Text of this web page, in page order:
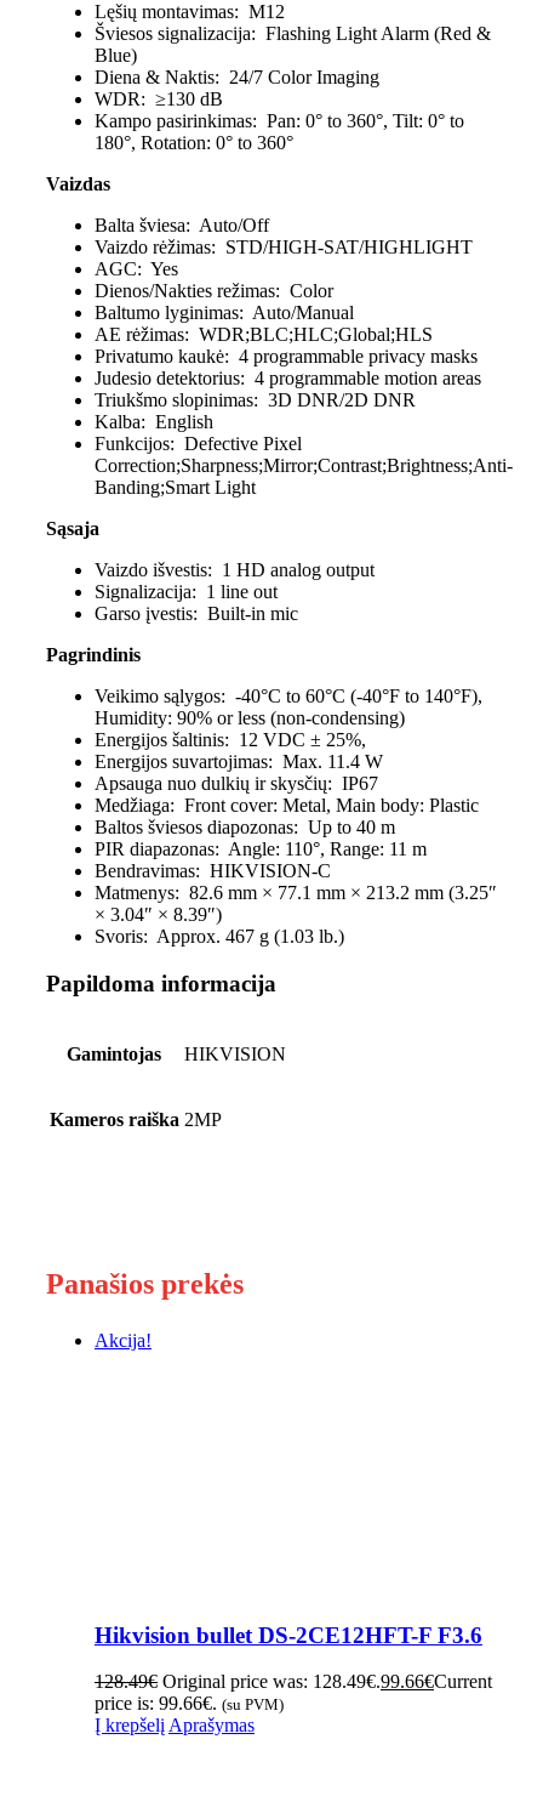
Lęšių montavimas: M12
Šviesos signalizacija: Flashing Light Alarm (Red &
Blue)
Diena & Naktis: 24/7 Color Imaging
WDR: ≥130 dB
Kampo pasirinkimas: Pan: 0° to 360°, Tilt: 0° to
180°, Rotation: 0° to 360°
Vaizdas
Balta šviesa: Auto/Off
Vaizdo rėžimas: STD/HIGH-SAT/HIGHLIGHT
AGC: Yes
Dienos/Nakties režimas: Color
Baltumo lyginimas: Auto/Manual
AE rėžimas: WDR;BLC;HLC;Global;HLS
Privatumo kaukė: 4 programmable privacy masks
Judesio detektorius: 4 programmable motion areas
Triukšmo slopinimas: 3D DNR/2D DNR
Kalba: English
Funkcijos: Defective Pixel
Correction;Sharpness;Mirror;Contrast;Brightness;Anti-
Banding;Smart Light
Sąsaja
Vaizdo išvestis: 1 HD analog output
Signalizacija: 1 line out
Garso įvestis: Built-in mic
Pagrindinis
Veikimo sąlygos: -40°C to 60°C (-40°F to 140°F),
Humidity: 90% or less (non-condensing)
Energijos šaltinis: 12 VDC ± 25%,
Energijos suvartojimas: Max. 11.4 W
Apsauga nuo dulkių ir skysčių: IP67
Medžiaga: Front cover: Metal, Main body: Plastic
Baltos šviesos diapozonas: Up to 40 m
PIR diapazonas: Angle: 110°, Range: 11 m
Bendravimas: HIKVISION-C
Matmenys: 82.6 mm × 77.1 mm × 213.2 mm (3.25″
× 3.04″ × 8.39″)
Svoris: Approx. 467 g (1.03 lb.)
Papildoma informacija
Gamintojas HIKVISION
Kameros raiška 2MP
Panašios prekės
Akcija!
Hikvision bullet DS-2CE12HFT-F F3.6
128.49€ Original price was: 128.49€.99.66€Current
price is: 99.66€. (su PVM)
Į krepšelį Aprašymas